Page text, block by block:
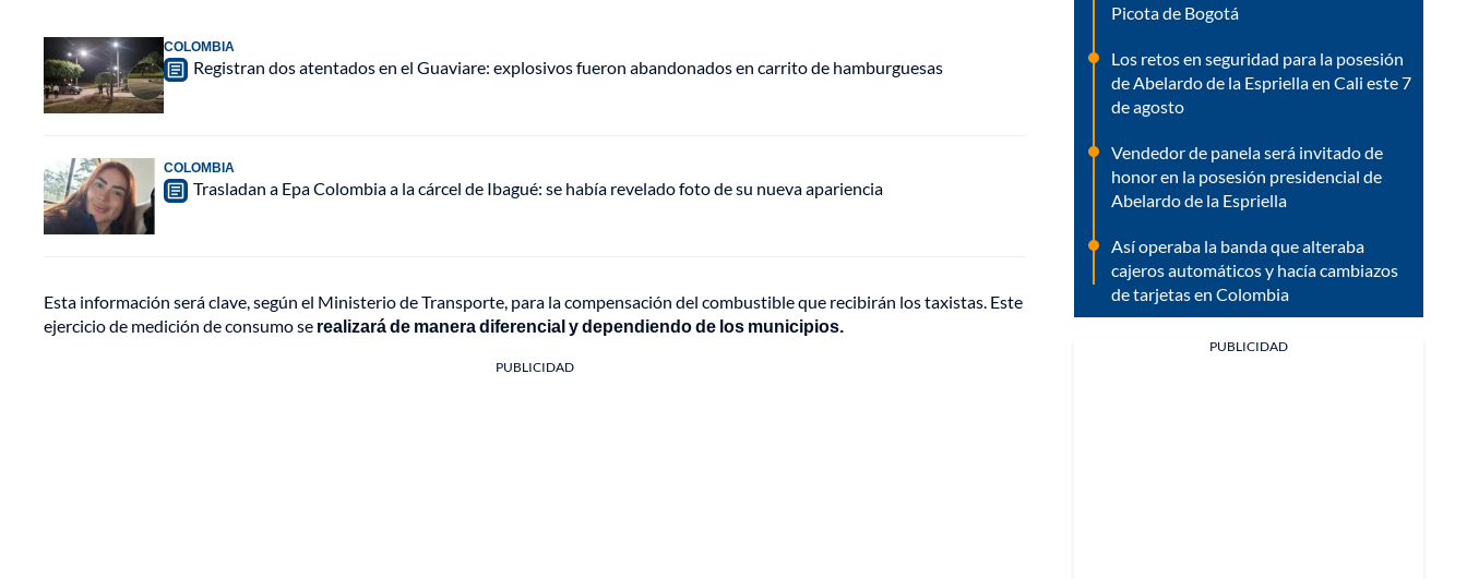
COLOMBIA
Registran dos atentados en el Guaviare: explosivos fueron abandonados en carrito de hamburguesas
COLOMBIA
Trasladan a Epa Colombia a la cárcel de Ibagué: se había revelado foto de su nueva apariencia
Esta información será clave, según el Ministerio de Transporte, para la compensación del combustible que recibirán los taxistas. Este
ejercicio de medición de consumo se realizará de manera diferencial y dependiendo de los municipios.
PUBLICIDAD
Picota de Bogotá
Los retos en seguridad para la posesión
de Abelardo de la Espriella en Cali este 7
de agosto
Vendedor de panela será invitado de
honor en la posesión presidencial de
Abelardo de la Espriella
Así operaba la banda que alteraba
cajeros automáticos y hacía cambiazos
de tarjetas en Colombia
PUBLICIDAD